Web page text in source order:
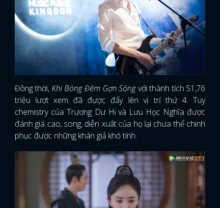
Đồng thời, Khi Bóng Đêm Gợn Sóngvới thành tích 51,76
triệu lượt xem đã được đẩy lên vị trí thứ 4. Tuy
chemistry của Trương Dư Hi và Lưu Học Nghĩa được
đánh giá cao, song, diễn xuất của họ lại chưa thể chinh
phục được những khán giả khó tính.